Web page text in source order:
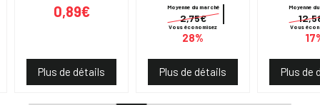
0,89€
Plus de détails
Moyenne du marché
2,75€
Vous économisez
28%
Plus de détails
Moyenne
Vous
Plus de